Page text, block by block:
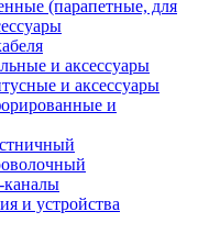
(парапетные, для
и аксессуары
и аксессуары
и
каналы
и устройства